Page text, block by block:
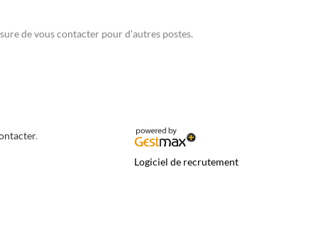
de vous contacter pour d'autres postes.
.
Logiciel de recrutement